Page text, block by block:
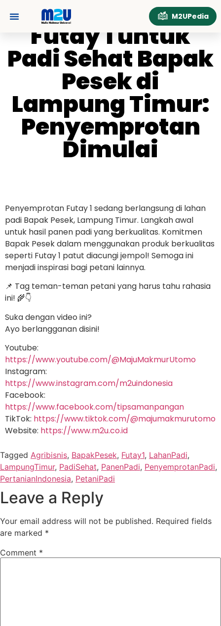
M2UPedia
Sehat Bapak Pesek di
Lampung Timur:
Penyemprotan
Dimulai
Futay 1 untuk
Padi Sehat Bapak
Pesek di
Lampung Timur:
Penyemprotan
Dimulai
Penyemprotan Futay 1 sedang berlangsung di lahan
padi Bapak Pesek, Lampung Timur. Langkah awal
untuk hasil panen padi yang berkualitas. Komitmen
Bapak Pesek dalam menggunakan produk berkualitas
seperti Futay 1 patut diacungi jempol! Semoga ini
menjadi inspirasi bagi petani lainnya.
📌 Tag teman-teman petani yang harus tahu rahasia
ini! 🌾👇
Suka dengan video ini?
Ayo berlangganan disini!
Youtube:
https://www.youtube.com/@MajuMakmurUtomo
Instagram:
https://www.instagram.com/m2uindonesia
Facebook:
https://www.facebook.com/tipsamanpangan
TikTok: https://www.tiktok.com/@majumakmurutomo
Website: https://www.m2u.co.id
Tagged Agribisnis, BapakPesek, Futay1, LahanPadi,
LampungTimur, PadiSehat, PanenPadi, PenyemprotanPadi,
PertanianIndonesia, PetaniPadi
Leave a Reply
Your email address will not be published. Required fields
are marked *
Comment *